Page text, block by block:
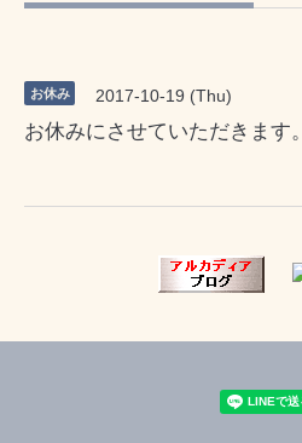
お休み 2017-10-19 (Thu)
お休みにさせていただきます。